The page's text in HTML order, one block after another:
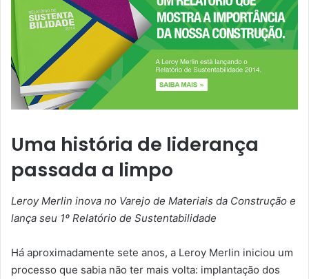
Uma história de liderança
passada a limpo
Leroy Merlin inova no Varejo de Materiais da Construção e
lança seu 1º Relatório de Sustentabilidade
Há aproximadamente sete anos, a Leroy Merlin iniciou um
processo que sabia não ter mais volta: implantação dos